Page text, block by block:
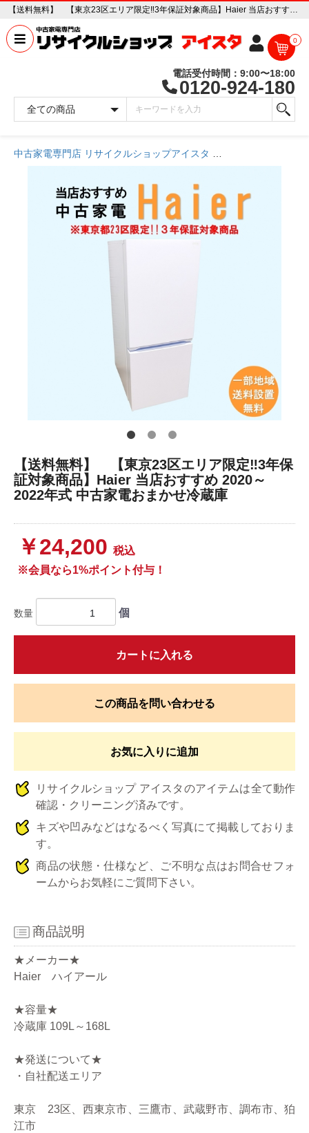
【送料無料】 【東京23区エリア限定‼3年保証対象商品】Haier 当店おすすめ 2020～2022年式 中古家電おまかせ冷蔵庫 中古家電販売専門店 リサイクルショップ アイスタ
0
電話受付時間：9:00〜18:00
0120-924-180
中古家電専門店 リサイクルショップアイスタ
【送料無料】 【東京23区エリア限定‼3年保
証対象商品】Haier 当店おすすめ 2020～
2022年式 中古家電おまかせ冷蔵庫
￥24,200 税込
※会員なら1%ポイント付与！
数量 個
カートに入れる
この商品を問い合わせる
お気に入りに追加
リサイクルショップ アイスタのアイテムは全て動作
確認・クリーニング済みです。
キズや凹みなどはなるべく写真にて掲載しておりま
す。
商品の状態・仕様など、ご不明な点はお問合せフォ
ームからお気軽にご質問下さい。
商品説明
★メーカー★
Haier ハイアール
★容量★
冷蔵庫 109L～168L
★発送について★
・自社配送エリア
東京 23区、西東京市、三鷹市、武蔵野市、調布市、狛
江市